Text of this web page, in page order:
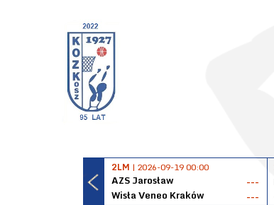
2LM | 2026-09-19 00:00
AZS Jarosław
---
Wisła Veneo Kraków
---